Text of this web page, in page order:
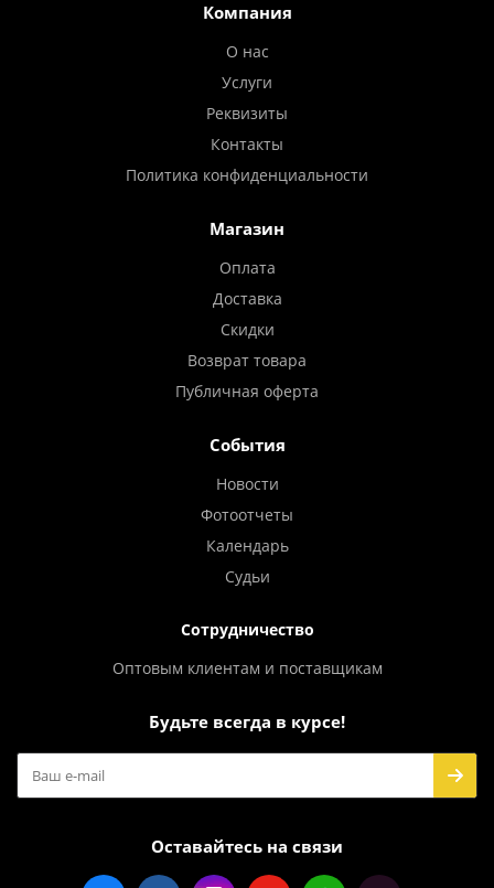
Компания
О нас
Услуги
Реквизиты
Контакты
Политика конфиденциальности
Магазин
Оплата
Доставка
Скидки
Возврат товара
Публичная оферта
События
Новости
Фотоотчеты
Календарь
Судьи
Сотрудничество
Оптовым клиентам и поставщикам
Будьте всегда в курсе!
Оставайтесь на связи